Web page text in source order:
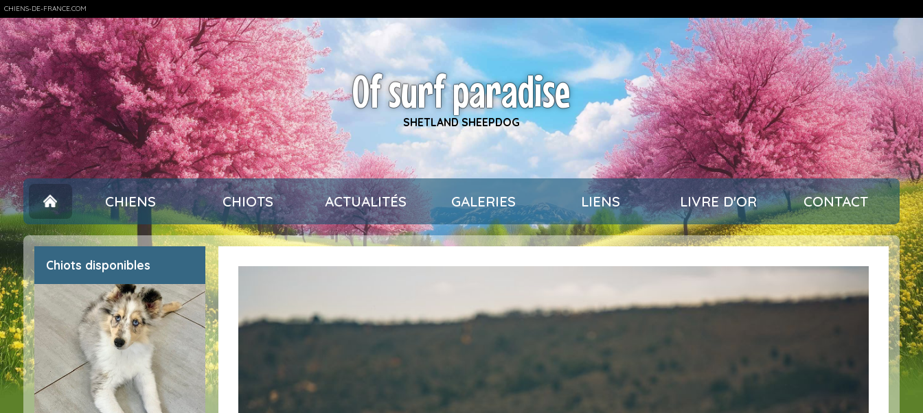
CHIENS-DE-FRANCE.COM
Of surf paradise
SHETLAND SHEEPDOG
CHIENS CHIOTS ACTUALITÉS GALERIES LIENS LIVRE D'OR CONTACT
Chiots disponibles